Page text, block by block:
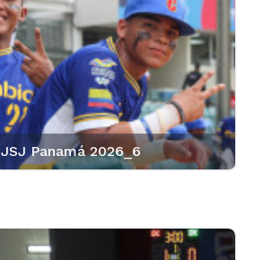
JSJ Panamá 2026_6